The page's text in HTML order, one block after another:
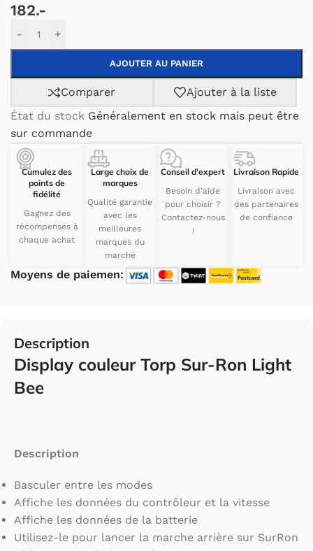
182.-
- +
AJOUTER AU PANIER
Alternative:
Comparer
Ajouter à la liste
État du stock Généralement en stock mais peut être
sur commande
Cumulez des
points de
fidélité
Gagnez des
récompenses à
chaque achat
Large choix de
marques
Qualité garantie
avec les
meilleures
marques du
marché
Conseil d’expert
Besoin d’aide
pour choisir ?
Contactez-nous
!
Livraison Rapide
Livraison avec
des partenaires
de confiance
Moyens de paiemen:
Description
Display couleur Torp Sur-Ron Light
Bee
Description
Basculer entre les modes
Affiche les données du contrôleur et la vitesse
Affiche les données de la batterie
Utilisez-le pour lancer la marche arrière sur SurRon